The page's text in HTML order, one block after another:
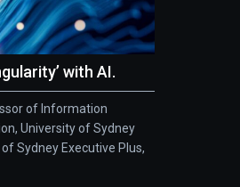
with AI.
of Information
University of Sydney
Sydney Executive Plus,